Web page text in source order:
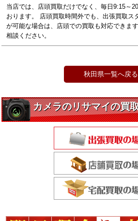
当店では、店頭買取だけでなく、毎日9:15～
おります。 店頭買取時間外でも、出張買取ス
が可能な場合は、店頭での買取も対応できま
相談ください。
秋田県一覧へ戻る